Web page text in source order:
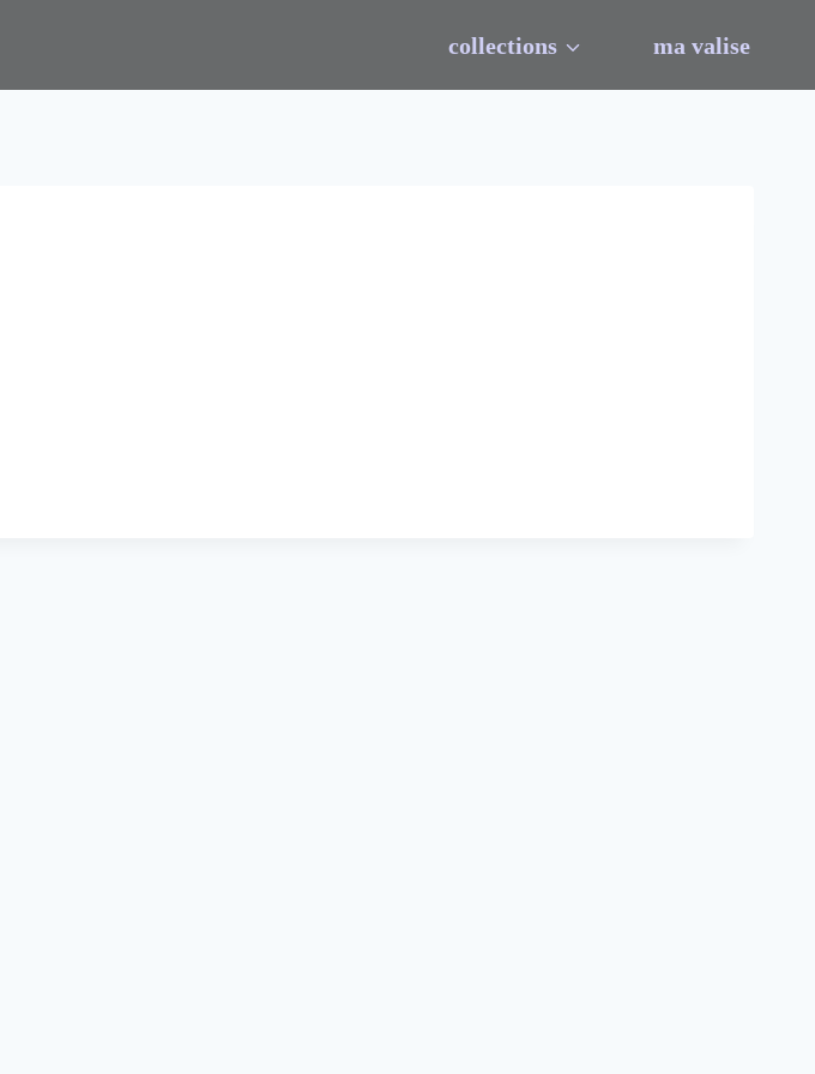
collections ma valise